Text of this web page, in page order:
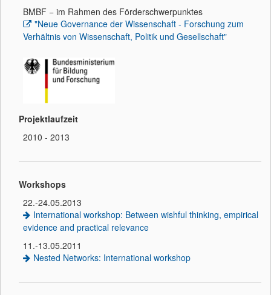
BMBF − im Rahmen des Förderschwerpunktes
"Neue Governance der Wissenschaft - Forschung zum
Verhältnis von Wissenschaft, Politik und Gesellschaft"
Projektlaufzeit
2010 - 2013
Workshops
22.-24.05.2013
International workshop: Between wishful thinking, empirical
evidence and practical relevance
11.-13.05.2011
Nested Networks: International workshop